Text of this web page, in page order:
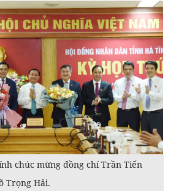
chúc mừng đồng chí Trần Tiến
Trọng Hải.